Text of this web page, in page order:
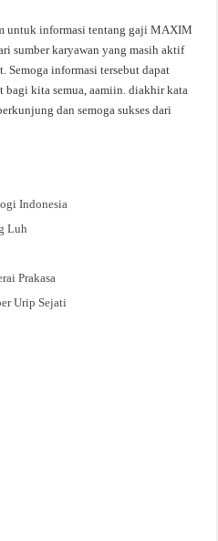
untuk informasi tentang gaji MAXIM
sumber karyawan yang masih aktif
Semoga informasi tersebut dapat
bagi kita semua, aamiin. diakhir kata
dan semoga sukses dari
Indonesia
Luh
Prakasa
Urip Sejati